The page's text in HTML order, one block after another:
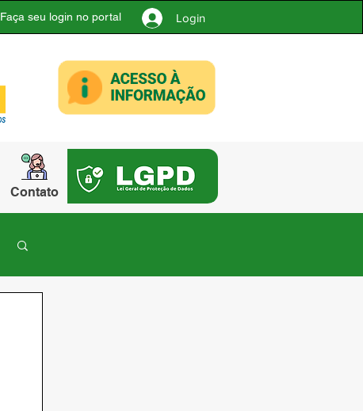
Faça seu login no portal Login
Contato